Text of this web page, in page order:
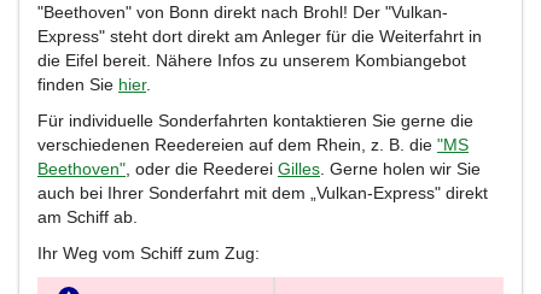
"Beethoven" von Bonn direkt nach Brohl! Der "Vulkan-
Express" steht dort direkt am Anleger für die Weiterfahrt in
die Eifel bereit. Nähere Infos zu unserem Kombiangebot
finden Sie hier.
Für individuelle Sonderfahrten kontaktieren Sie gerne die
verschiedenen Reedereien auf dem Rhein, z. B. die "MS
Beethoven" , oder die Reederei Gilles . Gerne holen wir Sie
auch bei Ihrer Sonderfahrt mit dem „Vulkan-Express" direkt
am Schiff ab.
Ihr Weg vom Schiff zum Zug: